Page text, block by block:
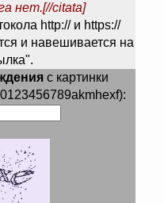
нет.[//citata]
http:// и https://
и навешивается на
с картинки